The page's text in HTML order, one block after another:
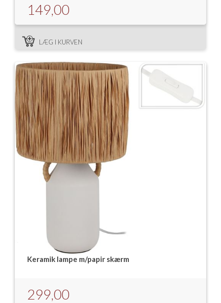
149,00
LÆG I KURVEN
Keramik lampe m/papir skærm
299,00